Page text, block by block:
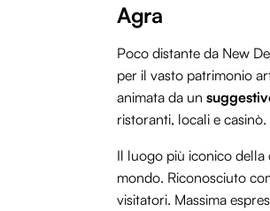
Agra
Poco distante da New
per il vasto patrimonio
animata da un
ristoranti, locali e casinò.
Il luogo più iconico della
mondo. Riconosciuto
visitatori. Massima